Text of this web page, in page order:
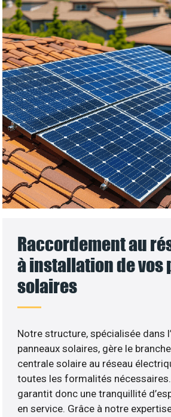
Raccordement au
à installation de vos
solaires
Notre structure, spécialisée dans
panneaux solaires, gère le
centrale solaire au réseau
toutes les formalités
garantit donc une tranquillité
en service. Grâce à notre